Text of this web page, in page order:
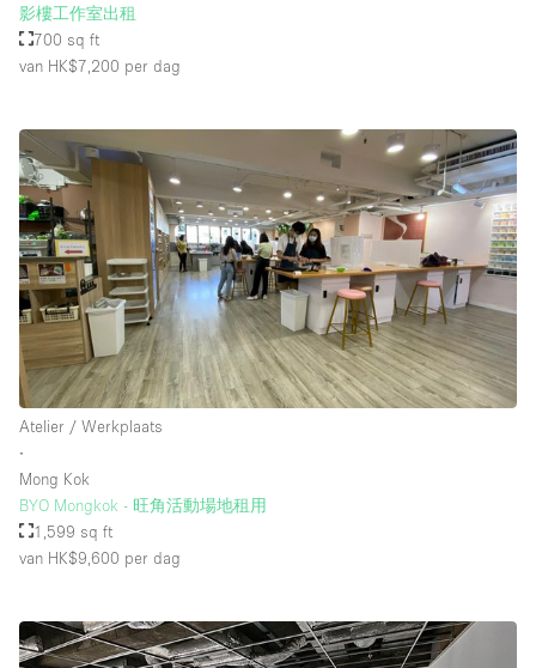
影樓工作室出租
700 sq ft
van HK$7,200 per dag
Atelier / Werkplaats
∙
Mong Kok
BYO Mongkok - 旺角活動場地租用
1,599 sq ft
van HK$9,600 per dag